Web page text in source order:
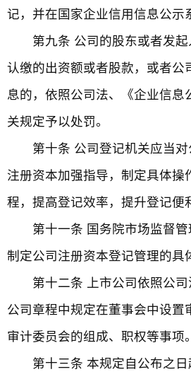
记，并在国家企业信用信息公示
第九条 公司的股东或者发起
认缴的出资额或者股款，或者公
息的，依照公司法、《企业信息
关规定予以处罚。
第十条 公司登记机关应当对
注册资本加强指导，制定具体操
程，提高登记效率，提升登记便
第十一条 国务院市场监督管
制定公司注册资本登记管理的具
第十二条 上市公司依照公司
公司章程中规定在董事会中设置
审计委员会的组成、职权等事项。
第十三条 本规定自公布之日